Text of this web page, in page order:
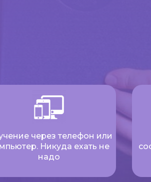
через телефон или
Никуда ехать не
надо